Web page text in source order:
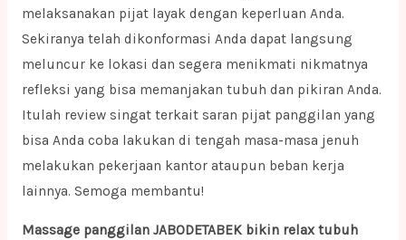
melaksanakan pijat layak dengan keperluan Anda.
Sekiranya telah dikonformasi Anda dapat langsung
meluncur ke lokasi dan segera menikmati nikmatnya
refleksi yang bisa memanjakan tubuh dan pikiran Anda.
Itulah review singat terkait saran pijat panggilan yang
bisa Anda coba lakukan di tengah masa-masa jenuh
melakukan pekerjaan kantor ataupun beban kerja
lainnya. Semoga membantu!
Massage panggilan JABODETABEK bikin relax tubuh